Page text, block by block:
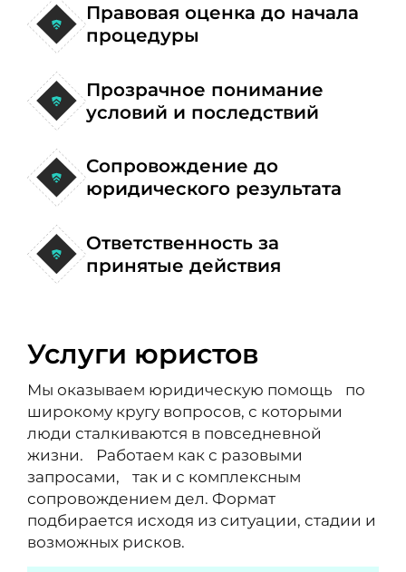
Правовая оценка до начала
процедуры
Прозрачное понимание
условий и последствий
Сопровождение до
юридического результата
Ответственность за
принятые действия
Услуги юристов
Мы оказываем юридическую помощь по
широкому кругу вопросов, с которыми
люди сталкиваются в повседневной
жизни. Работаем как с разовыми
запросами, так и с комплексным
сопровождением дел. Формат
подбирается исходя из ситуации, стадии и
возможных рисков.